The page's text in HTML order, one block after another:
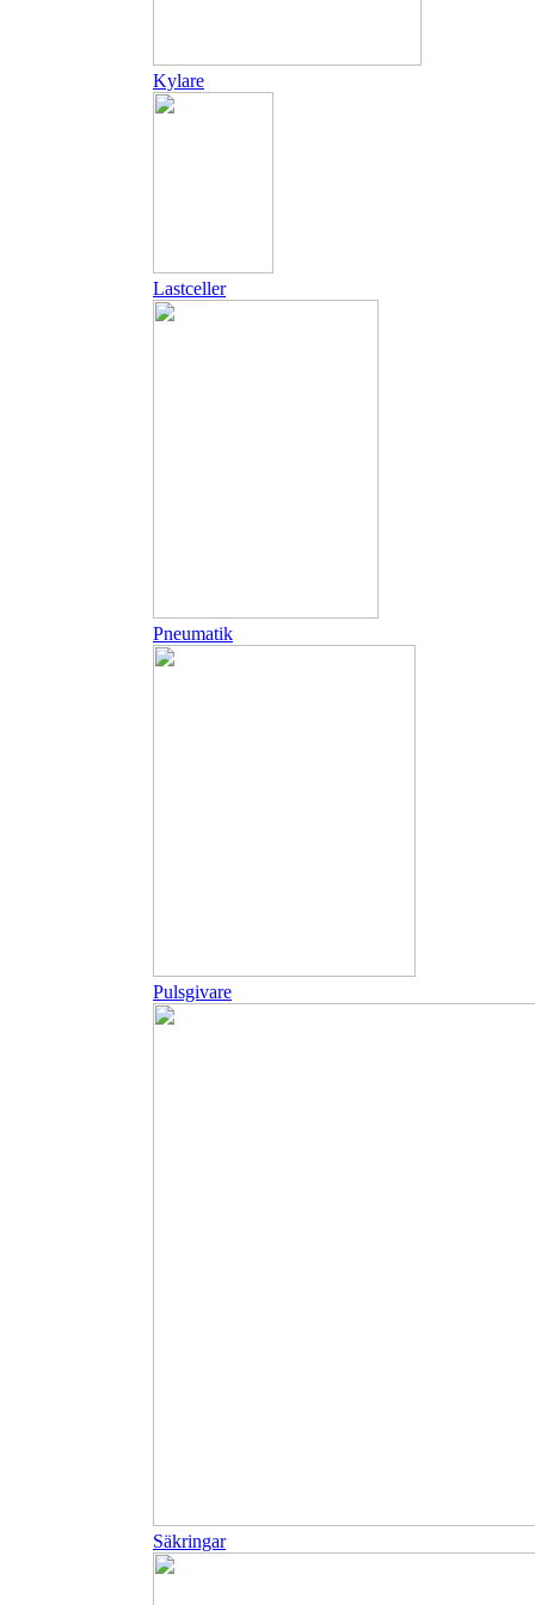
Kylare
Lastceller
Pneumatik
Pulsgivare
Säkringar